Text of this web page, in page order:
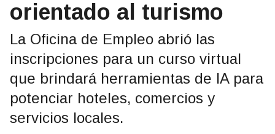
orientado al turismo
La Oficina de Empleo abrió las
inscripciones para un curso virtual
que brindará herramientas de IA para
potenciar hoteles, comercios y
servicios locales.